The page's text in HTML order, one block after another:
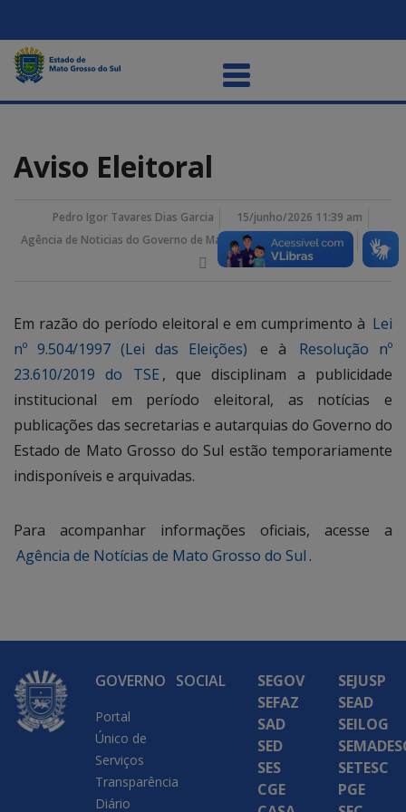
Aviso Eleitoral
Pedro Igor Tavares Dias Garcia
15/junho/2026 11:39 am
Agência de Noticias do Governo de Mato Grosso do Sul
Em razão do período eleitoral e em cumprimento à Lei
nº 9.504/1997 (Lei das Eleições)
e à
Resolução nº
23.610/2019 do TSE , que disciplinam a publicidade
institucional em período eleitoral, as notícias e
publicações das secretarias e autarquias do Governo do
Estado de Mato Grosso do Sul estão temporariamente
indisponíveis e arquivadas.
Para acompanhar informações oficiais, acesse a
Agência de Notícias de Mato Grosso do Sul .
GOVERNO
Portal
Único de
Serviços
Transparência
Diário
SOCIAL
SEGOV
SEFAZ
SAD
SED
SES
CGE
SEJUSP
SEAD
SEILOG
SETESC
PGE